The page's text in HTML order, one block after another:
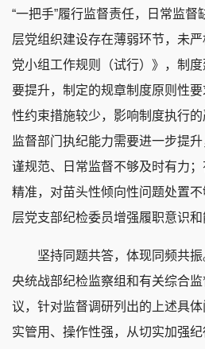
“一把手”履行监督责任，日常监
层党组织建设存在薄弱环节，未
党小组工作规则（试行）》，制
要提升，制定的规章制度原则性
性约束措施较少，影响制度执行
监督部门执纪能力需要进一步提
谨规范、日常监督不够及时有力
精准，对苗头性倾向性问题处置
层党支部纪检委员增强履职意识和
坚持同题共答，体现同频共振
央统战部纪检监察组和有关综合
议，针对监督调研列出的上述具
实管用、操作性强，从切实加强